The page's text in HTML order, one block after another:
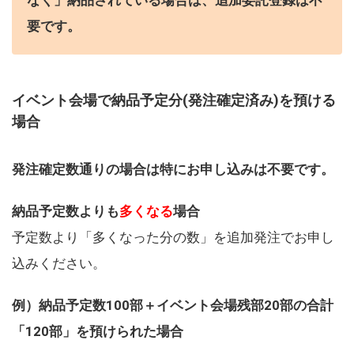
要です。
イベント会場で納品予定分(発注確定済み)を預ける
場合
発注確定数通りの場合は特にお申し込みは不要です。
納品予定数よりも多くなる場合
予定数より「多くなった分の数」を追加発注でお申し
込みください。
例）納品予定数100部＋イベント会場残部20部の合計
「120部」を預けられた場合